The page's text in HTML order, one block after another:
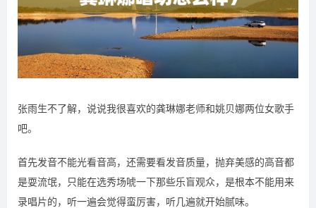
张雨生不了解，说说我很喜欢的龚琳娜老师和姚贝娜两位女歌手
吧。
首先发音不能光看音高，还需要看发音质量，抛弃美感的高音都
是耍流氓，只能在选秀场唬一下那些乐盲观众，是根本不能用来
录唱片的，听一遍会觉得蛮厉害，听几遍就开始腻味。